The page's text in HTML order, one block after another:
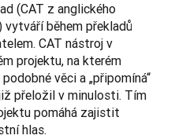
(CAT z anglického
vytváří během překladů
CAT nástroj v
projektu, na kterém
věci a „připomíná“
přeložil v minulosti. Tím
pomáhá zajistit
hlas.